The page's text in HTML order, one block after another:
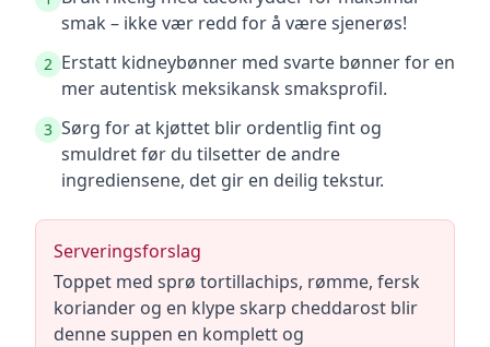
smak – ikke vær redd for å være sjenerøs!
2 Erstatt kidneybønner med svarte bønner for en
mer autentisk meksikansk smaksprofil.
3 Sørg for at kjøttet blir ordentlig fint og
smuldret før du tilsetter de andre
ingrediensene, det gir en deilig tekstur.
Serveringsforslag
Toppet med sprø tortillachips, rømme, fersk
koriander og en klype skarp cheddarost blir
denne suppen en komplett og